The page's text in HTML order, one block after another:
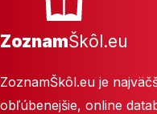
ZoznamŠkôl.eu
ZoznamŠkôl.eu je
obľúbenejšie, online